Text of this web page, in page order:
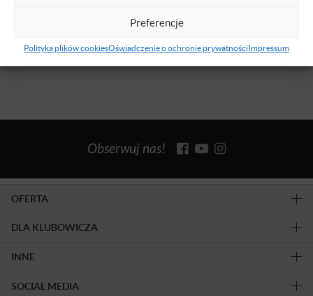
Preferencje
Polityka plików cookiesOświadczenie o ochronie prywatnościImpressum
Dowiedz się więcej
Obserwuj nas!
OFERTA
DLA KLUBOWICZA
INNE
SOCIAL MEDIA